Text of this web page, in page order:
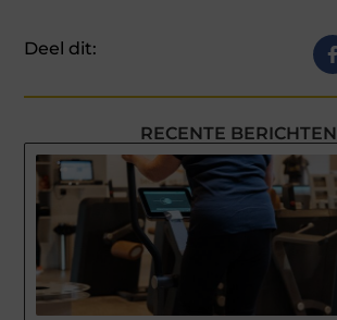
Deel dit:
RECENTE BERICHTEN